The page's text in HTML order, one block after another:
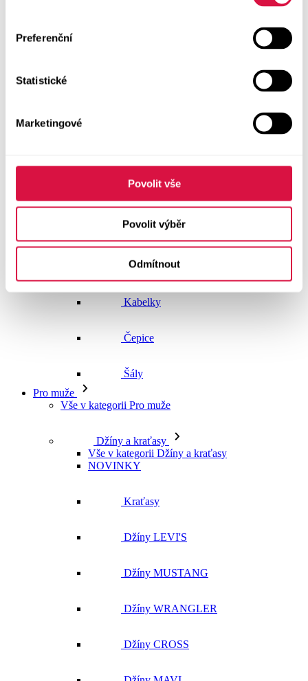
Preferenční
Statistické
Marketingové
Povolit vše
Povolit výběr
Odmítnout
Boty GEOX
Pásky
Peněženky
Kabelky
Čepice
Šály
Pro muže
Vše v kategorii Pro muže
Džíny a kraťasy
Vše v kategorii Džíny a kraťasy
NOVINKY
Kraťasy
Džíny LEVI'S
Džíny MUSTANG
Džíny WRANGLER
Džíny CROSS